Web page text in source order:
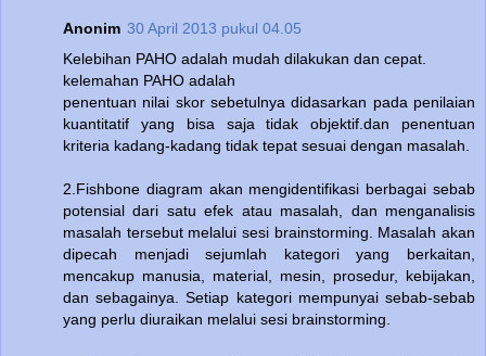
Anonim 30 April 2013 pukul 04.05
Kelebihan PAHO adalah mudah dilakukan dan cepat.
kelemahan PAHO adalah
penentuan nilai skor sebetulnya didasarkan pada penilaian
kuantitatif yang bisa saja tidak objektif.dan penentuan
kriteria kadang-kadang tidak tepat sesuai dengan masalah.
2.Fishbone diagram akan mengidentifikasi berbagai sebab
potensial dari satu efek atau masalah, dan menganalisis
masalah tersebut melalui sesi brainstorming. Masalah akan
dipecah menjadi sejumlah kategori yang berkaitan,
mencakup manusia, material, mesin, prosedur, kebijakan,
dan sebagainya. Setiap kategori mempunyai sebab-sebab
yang perlu diuraikan melalui sesi brainstorming.